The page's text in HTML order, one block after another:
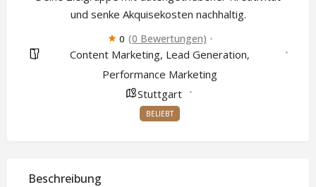
und senke Akquisekosten nachhaltig.
0 (0 Bewertungen)
Content Marketing, Lead Generation,
Performance Marketing
Stuttgart
BELIEBT
Beschreibung